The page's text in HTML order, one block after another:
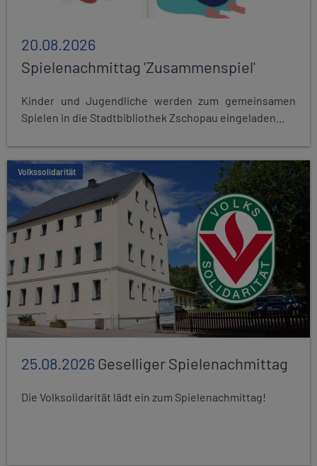
20.08.2026
Spielenachmittag 'Zusammenspiel'
Kinder und Jugendliche werden zum gemeinsamen
Spielen in die Stadtbibliothek Zschopau eingeladen...
Volkssolidarität
25.08.2026Geselliger Spielenachmittag
Die Volksolidarität lädt ein zum Spielenachmittag!